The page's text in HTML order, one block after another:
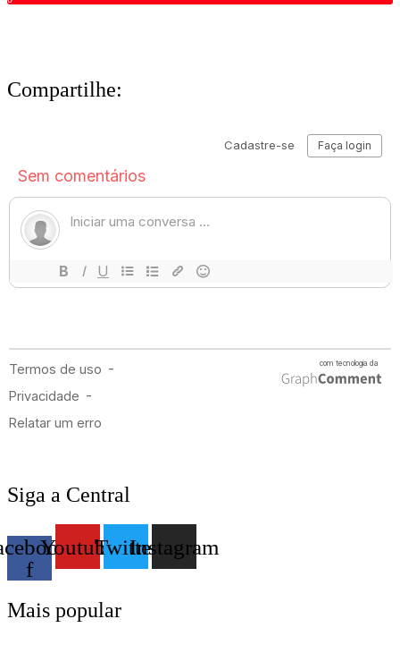
Compartilhe:
Siga a Central
f
YoutubeTwitterInstagram
Mais popular